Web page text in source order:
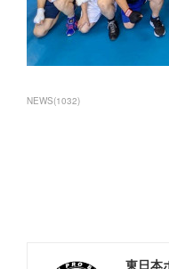
NEWS(1032)
東日本